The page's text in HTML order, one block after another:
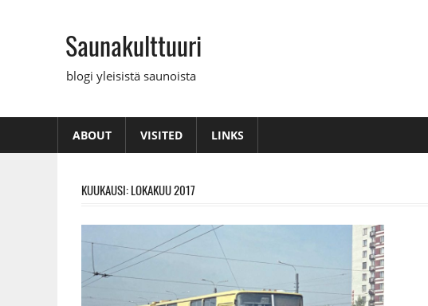
Saunakulttuuri
blogi yleisistä saunoista
ABOUT VISITED LINKS
KUUKAUSI: LOKAKUU 2017